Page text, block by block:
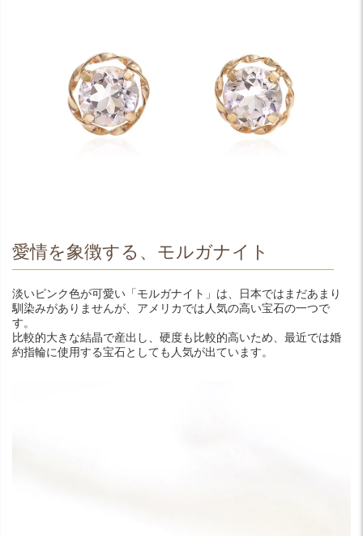
愛情を象徴する、モルガナイト
淡いピンク色が可愛い「モルガナイト」は、日本ではまだあまり
馴染みがありませんが、アメリカでは人気の高い宝石の一つで
す。
比較的大きな結晶で産出し、硬度も比較的高いため、最近では婚
約指輪に使用する宝石としても人気が出ています。